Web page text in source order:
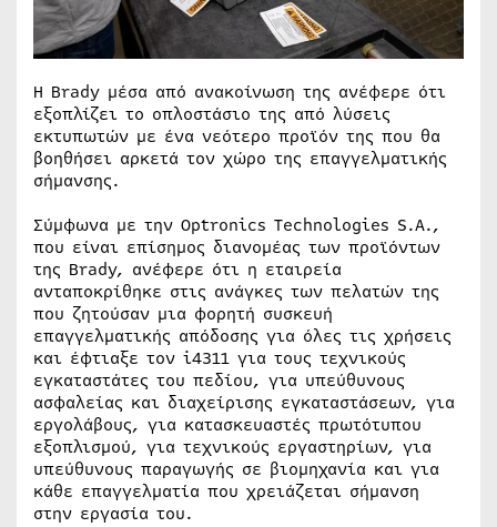
Η Brady μέσα από ανακοίνωση της ανέφερε ότι
εξοπλίζει το οπλοστάσιο της από λύσεις
εκτυπωτών με ένα νεότερο προϊόν της που θα
βοηθήσει αρκετά τον χώρο της επαγγελματικής
σήμανσης.
Σύμφωνα με την Optronics Technologies S.A.,
που είναι επίσημος διανομέας των προϊόντων
της Brady, ανέφερε ότι η εταιρεία
ανταποκρίθηκε στις ανάγκες των πελατών της
που ζητούσαν μια φορητή συσκευή
επαγγελματικής απόδοσης για όλες τις χρήσεις
και έφτιαξε τον i4311 για τους τεχνικούς
εγκαταστάτες του πεδίου, για υπεύθυνους
ασφαλείας και διαχείρισης εγκαταστάσεων, για
εργολάβους, για κατασκευαστές πρωτότυπου
εξοπλισμού, για τεχνικούς εργαστηρίων, για
υπεύθυνους παραγωγής σε βιομηχανία και για
κάθε επαγγελματία που χρειάζεται σήμανση
στην εργασία του.